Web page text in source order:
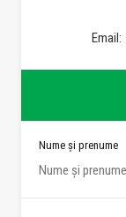
Email:
Nume și prenume